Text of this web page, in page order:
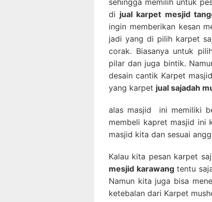
di jual karpet mesjid
ingin memberikan kesan
jadi yang di pilih karpet
corak. Biasanya untuk
pilar dan juga bintik.
desain cantik Karpet
yang karpet jual sajadah
alas masjid ini memiliki
membeli kapret masjid ini
masjid kita dan sesuai
Kalau kita pesan karpet
mesjid karawang tentu
Namun kita juga bisa
ketebalan dari Karpet